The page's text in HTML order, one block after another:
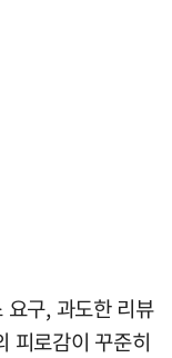
구, 과도한 리뷰
피로감이 꾸준히